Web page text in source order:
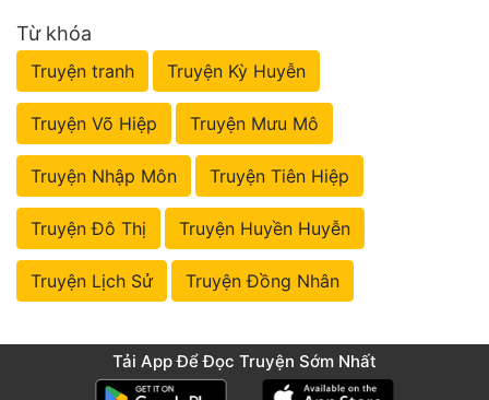
Từ khóa
Truyện tranh Truyện Kỳ Huyễn
Truyện Võ Hiệp Truyện Mưu Mô
Truyện Nhập Môn Truyện Tiên Hiệp
Truyện Đô Thị Truyện Huyền Huyễn
Truyện Lịch Sử Truyện Đồng Nhân
Tải App Để Đọc Truyện Sớm Nhất